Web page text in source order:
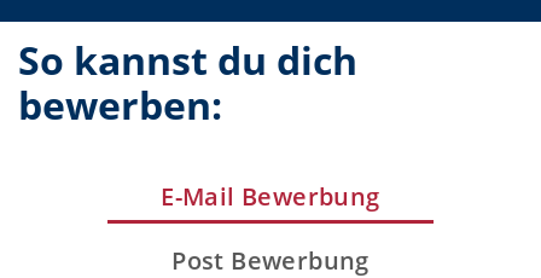
So kannst du dich
bewerben:
E-Mail Bewerbung
Post Bewerbung